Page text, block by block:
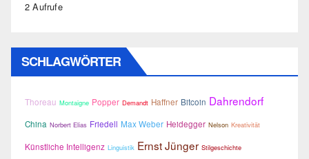
2 Aufrufe
SCHLAGWÖRTER
Thoreau Montaigne Popper Demandt Haffner Bitcoin Dahrendorf
China Norbert Elias Friedell Max Weber Heidegger Nelson Kreativität
Künstliche Intelligenz Linguistik Ernst Jünger Stilgeschichte